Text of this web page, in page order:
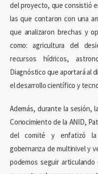
del proyecto, que consistió
las que contaron con una
que analizaron brechas y
como: agricultura del
recursos hídricos,
Diagnóstico que aportará al
el desarrollo científico y
Además, durante la sesión,
Conocimiento de la ANID,
del comité y enfatizó la
gobernanza de multinivel y
podemos seguir